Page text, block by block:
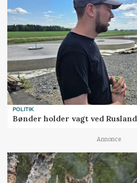
POLITIK
Bønder holder vagt ved Rusland
Annonce